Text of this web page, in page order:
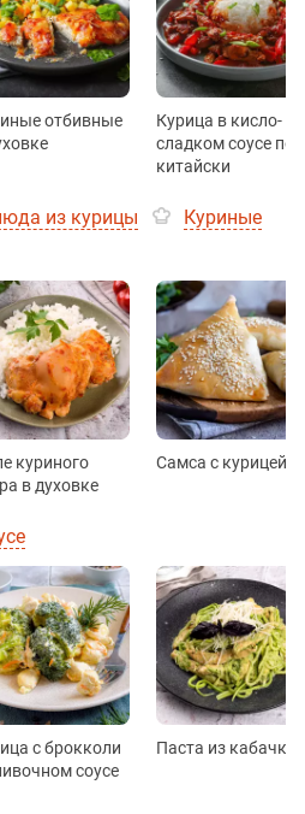
отбивные
Курица в кисло-
сладком соусе по-
китайски
из курицы
Куриные
куриного
в духовке
Самса с курицей
с брокколи
соусе
Паста из кабачков